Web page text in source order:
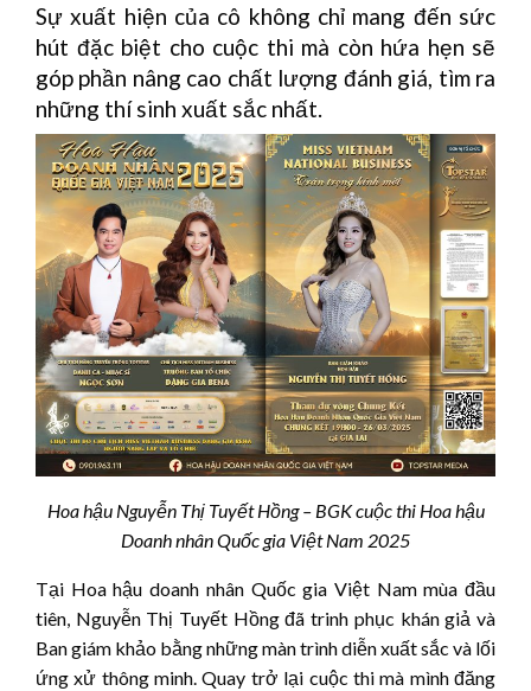
Sự xuất hiện của cô không chỉ mang đến sức
hút đặc biệt cho cuộc thi mà còn hứa hẹn sẽ
góp phần nâng cao chất lượng đánh giá, tìm ra
những thí sinh xuất sắc nhất.
Hoa hậu Nguyễn Thị Tuyết Hồng– BGK cuộc thi Hoa hậu
Doanh nhânQuốc gia Việt Nam 2025
Tại Hoa hậu doanh nhân Quốc gia Việt Nam mùa đầu
tiên, Nguyễn Thị Tuyết Hồng đã trinh phục khán giả và
Ban giám khảo bằng những màn trình diễn xuất sắc và lối
ứng xử thông minh. Quay trở lại cuộc thi mà mình đăng